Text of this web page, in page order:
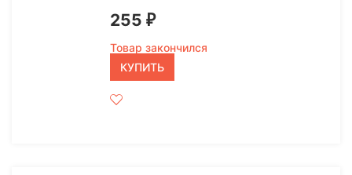
255 ₽
Товар закончился
КУПИТЬ